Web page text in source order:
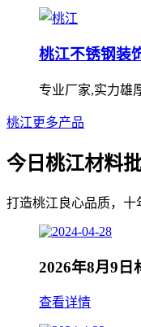
桃江不锈钢装
专业厂家,实力雄
桃江更多产品
今日桃江材料
打造桃江良心品质，十
2026年8月9日
查看详情